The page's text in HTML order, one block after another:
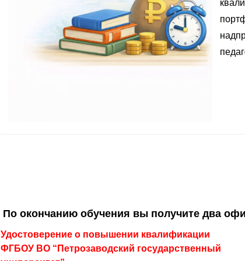
По окончанию обучения вы получите два
Удостоверение о повышении квалификации
ФГБОУ ВО “Петрозаводский государственный